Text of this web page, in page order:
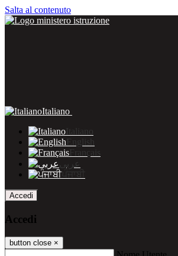
Salta al contenuto
Italiano
Italiano
English
Français
عربى
ਪੰਜਾਬੀ
Accedi
Accedi
button close ×